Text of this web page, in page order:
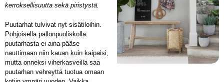
kerroksellisuutta sekä piristystä.
Puutarhat tulvivat nyt sisätiloihin.
Pohjoisella pallonpuoliskolla
puutarhasta ei aina pääse
nauttimaan niin kauan kuin kaipaisi,
mutta onneksi viherkasveilla saa
puutarhan vehreyttä tuotua omaan